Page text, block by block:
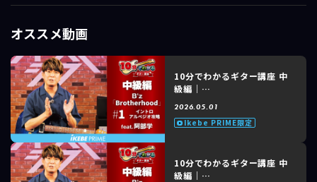
マパークでのショー出演、セッション活動、レコーディング等、精力的
最近ではLINE6製品のデモ演奏・セミナーや、氷川きよし、Niiisan's、
若菜、岩佐美咲(元AKB48)、渡辺美奈代、Zwei、PaniCrewのコンサー
トへの参加やギターレッスンにも力を入れている。
オススメ動画
10分でわかるギター講座 中
級編｜
トロアルペジオ攻略
2026.05.01
Ikebe PRIME限定
10分でわかるギター講座 中
級編｜